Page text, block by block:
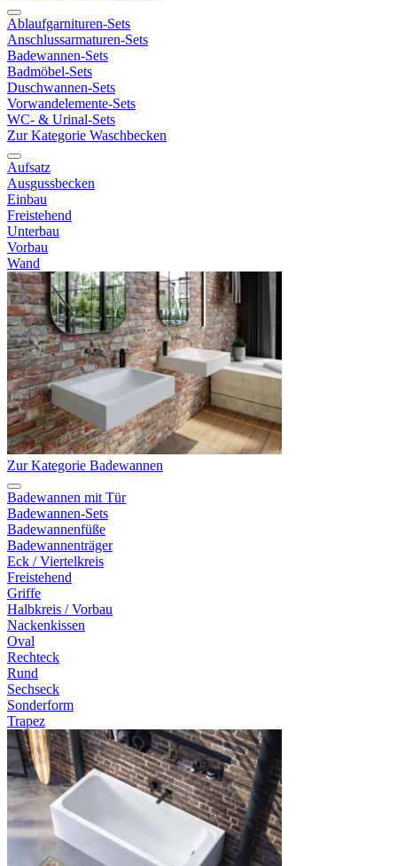
Ablaufgarnituren-Sets
Anschlussarmaturen-Sets
Badewannen-Sets
Badmöbel-Sets
Duschwannen-Sets
Vorwandelemente-Sets
WC- & Urinal-Sets
Zur Kategorie Waschbecken
Aufsatz
Ausgussbecken
Einbau
Freistehend
Unterbau
Vorbau
Wand
Zur Kategorie Badewannen
Badewannen mit Tür
Badewannen-Sets
Badewannenfüße
Badewannenträger
Eck / Viertelkreis
Freistehend
Griffe
Halbkreis / Vorbau
Nackenkissen
Oval
Rechteck
Rund
Sechseck
Sonderform
Trapez